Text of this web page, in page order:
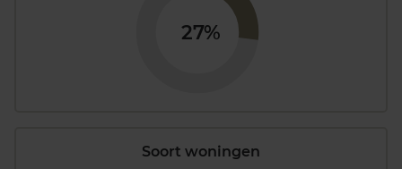
27%
Soort woningen